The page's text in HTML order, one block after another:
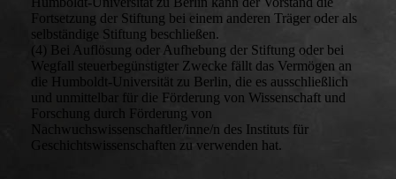
Fortsetzung der Stiftung bei einem anderen Träger oder als
selbständige Stiftung beschließen.
(4) Bei Auflösung oder Aufhebung der Stiftung oder bei
Wegfall steuerbegünstigter Zwecke fällt das Vermögen an
die Humboldt-Universität zu Berlin, die es ausschließlich
und unmittelbar für die Förderung von Wissenschaft und
Forschung durch Förderung von
Nachwuchswissenschaftler/inne/n des Instituts für
Geschichtswissenschaften zu verwenden hat.